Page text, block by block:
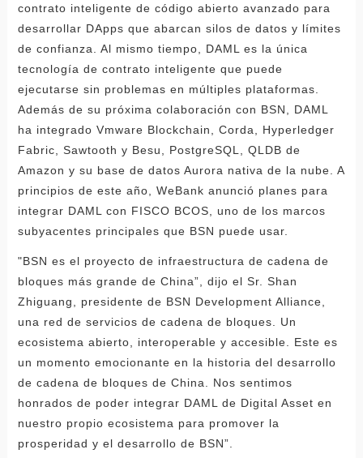
contrato inteligente de código abierto avanzado para
desarrollar DApps que abarcan silos de datos y límites
de confianza. Al mismo tiempo, DAML es la única
tecnología de contrato inteligente que puede
ejecutarse sin problemas en múltiples plataformas.
Además de su próxima colaboración con BSN, DAML
ha integrado Vmware Blockchain, Corda, Hyperledger
Fabric, Sawtooth y Besu, PostgreSQL, QLDB de
Amazon y su base de datos Aurora nativa de la nube. A
principios de este año, WeBank anunció planes para
integrar DAML con FISCO BCOS, uno de los marcos
subyacentes principales que BSN puede usar.
"BSN es el proyecto de infraestructura de cadena de
bloques más grande de China”, dijo el Sr. Shan
Zhiguang, presidente de BSN Development Alliance,
una red de servicios de cadena de bloques. Un
ecosistema abierto, interoperable y accesible. Este es
un momento emocionante en la historia del desarrollo
de cadena de bloques de China. Nos sentimos
honrados de poder integrar DAML de Digital Asset en
nuestro propio ecosistema para promover la
prosperidad y el desarrollo de BSN”.